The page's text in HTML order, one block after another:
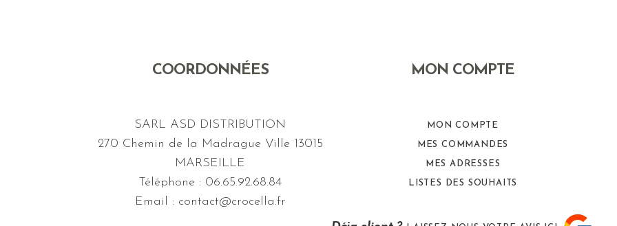
COORDONNÉES
SARL ASD DISTRIBUTION
270 Chemin de la Madrague Ville 13015
MARSEILLE
Téléphone : 06.65.92.68.84
Email : contact@crocella.fr
MON COMPTE
MON COMPTE
MES COMMANDES
MES ADRESSES
LISTES DES SOUHAITS